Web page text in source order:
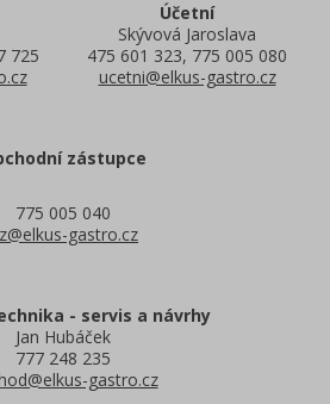
725
Účetní
Skývová Jaroslava
475 601 323, 775 005 080
ucetni@elkus-gastro.cz
zástupce
775 005 040
gastro.cz
- servis a návrhy
Jan Hubáček
777 248 235
gastro.cz